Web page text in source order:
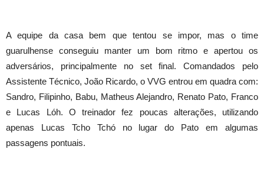
A equipe da casa bem que tentou se impor, mas o time
guarulhense conseguiu manter um bom ritmo e apertou os
adversários, principalmente no set final. Comandados pelo
Assistente Técnico, João Ricardo, o VVG entrou em quadra com:
Sandro, Filipinho, Babu, Matheus Alejandro, Renato Pato, Franco
e Lucas Lóh. O treinador fez poucas alterações, utilizando
apenas Lucas Tcho Tchó no lugar do Pato em algumas
passagens pontuais.